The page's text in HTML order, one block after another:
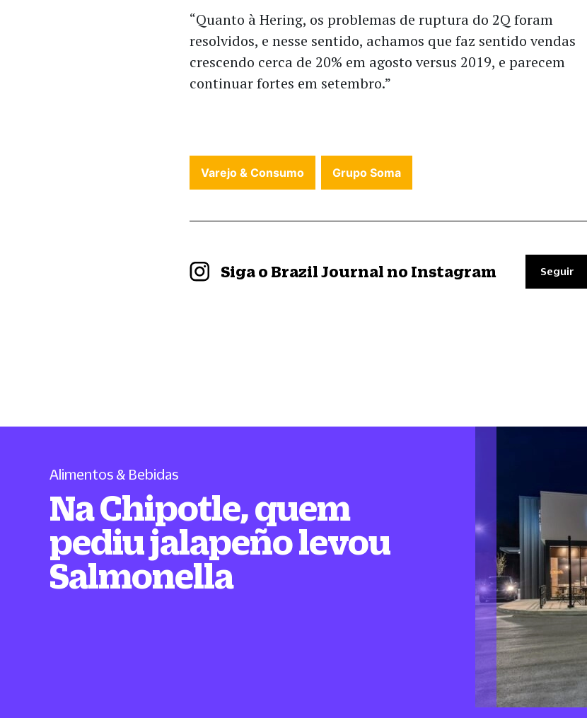
“Quanto à Hering, os problemas de ruptura do 2Q foram
resolvidos, e nesse sentido, achamos que faz sentido vendas
crescendo cerca de 20% em agosto versus 2019, e parecem
continuar fortes em setembro.”
Varejo & Consumo Grupo Soma
Siga o Brazil Journal no Instagram Seguir
Alimentos & Bebidas
Na Chipotle, quem
pediu jalapeño levou
Salmonella